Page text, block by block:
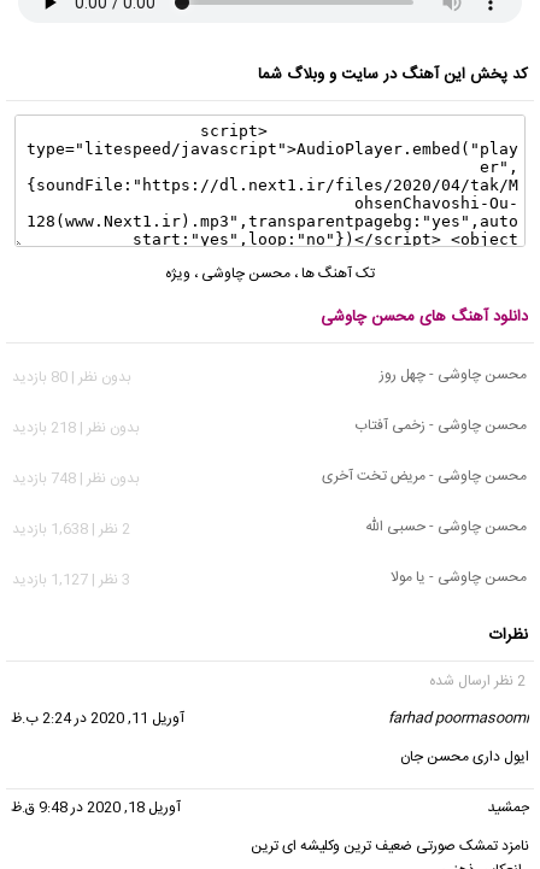
کد پخش این آهنگ در سایت و وبلاگ شما
تک آهنگ ها، محسن چاوشی ، ویژه
دانلود آهنگ های محسن چاوشی
محسن چاوشی - چهل روز
بدون نظر | 80 بازدید
محسن چاوشی - زخمی آفتاب
بدون نظر | 218 بازدید
محسن چاوشی - مریض تخت آخری
بدون نظر | 748 بازدید
محسن چاوشی - حسبی الله
2 نظر | 1,638 بازدید
محسن چاوشی - یا مولا
3 نظر | 1,127 بازدید
نظرات
2 نظر ارسال شده
farhad poormasoomi
آوریل 11, 2020 در 2:24 ب.ظ
ایول داری محسن جان
جمشید
آوریل 18, 2020 در 9:48 ق.ظ
نامزد تمشک صورتی ضعیف ترین وکلیشه ای ترین